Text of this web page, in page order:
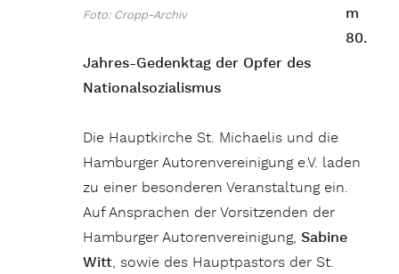
Foto: Cropp-Archiv
m
80.
Jahres-Gedenktag der Opfer des
Nationalsozialismus
Die Hauptkirche St. Michaelis und die
Hamburger Autorenvereinigung e.V. laden
zu einer besonderen Veranstaltung ein.
Auf Ansprachen der Vorsitzenden der
Hamburger Autorenvereinigung, Sabine
Witt, sowie des Hauptpastors der St.